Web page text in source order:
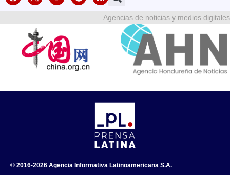
Agencias de noticias y medios digitales
© 2016-2026 Agencia Informativa Latinoamericana S.A.